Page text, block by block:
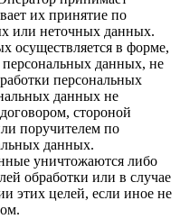
их принятие по
или неточных данных.
осуществляется в форме,
данных, не
персональных
данных не
стороной
поручителем по
данных.
уничтожаются либо
обработки или в случае
этих целей, если иное не